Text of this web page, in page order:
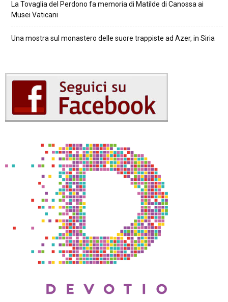
La Tovaglia del Perdono fa memoria di Matilde di Canossa ai
Musei Vaticani
Una mostra sul monastero delle suore trappiste ad Azer, in Siria